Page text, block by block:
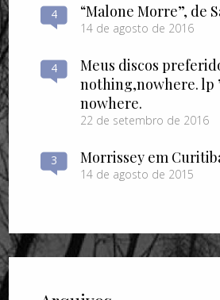
4 “Malone Morre”, de
14 de agosto de 2016
4
Meus discos
nothing​,​nowhere. lp
nowhere.
22 de setembro de 2016
3 Morrissey em
14 de agosto de 2015